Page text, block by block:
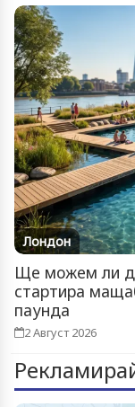
Лондон
Ще можем ли
стартира
паунда
2 Август 2026